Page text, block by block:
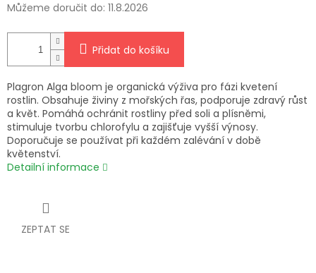
Můžeme doručit do: 11.8.2026
Přidat do košíku
Plagron Alga bloom je organická výživa pro fázi kvetení
rostlin. Obsahuje živiny z mořských řas, podporuje zdravý růst
a květ. Pomáhá ochránit rostliny před soli a plísněmi,
stimuluje tvorbu chlorofylu a zajišťuje vyšší výnosy.
Doporučuje se používat při každém zalévání v době
květenství.
Detailní informace
ZEPTAT SE